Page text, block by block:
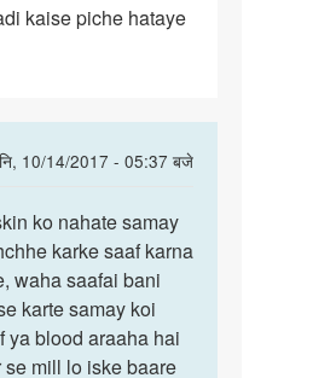
kaise piche hataye
10/14/2017 - 05:37 बजे
ko nahate samay
karke saaf karna
waha saafai bani
karte samay koi
ya blood araaha hai
se mill lo iske baare